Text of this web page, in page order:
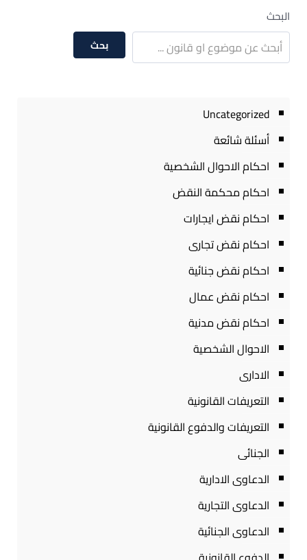
البحث
بحث
Uncategorized
أسئلة شائعة
احكام الاحوال الشخصية
احكام محكمة النقض
احكام نقض ايجارات
احكام نقض تجارى
احكام نقض جنائية
احكام نقض عمال
احكام نقض مدنية
الاحوال الشخصية
الادارى
التعريفات القانونية
التعريفات والدفوع القانونية
الجنائى
الدعاوى الادارية
الدعاوى التجارية
الدعاوى الجنائية